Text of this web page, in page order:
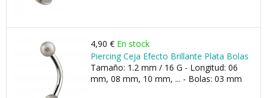
4,90 € En stock
Piercing Ceja Efecto Brillante Plata Bolas
Tamaño: 1.2 mm / 16 G - Longitud: 06
mm, 08 mm, 10 mm, ... - Bolas: 03 mm